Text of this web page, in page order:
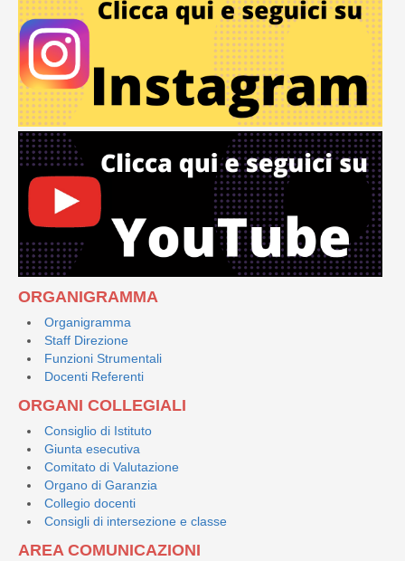
ORGANIGRAMMA
Organigramma
Staff Direzione
Funzioni Strumentali
Docenti Referenti
ORGANI COLLEGIALI
Consiglio di Istituto
Giunta esecutiva
Comitato di Valutazione
Organo di Garanzia
Collegio docenti
Consigli di intersezione e classe
AREA COMUNICAZIONI